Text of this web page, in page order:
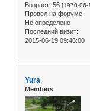
Возраст: 56 [1970-06-
Провел на форуме:
Не определено
Последний визит:
2015-06-19 09:46:00
Yura
Members